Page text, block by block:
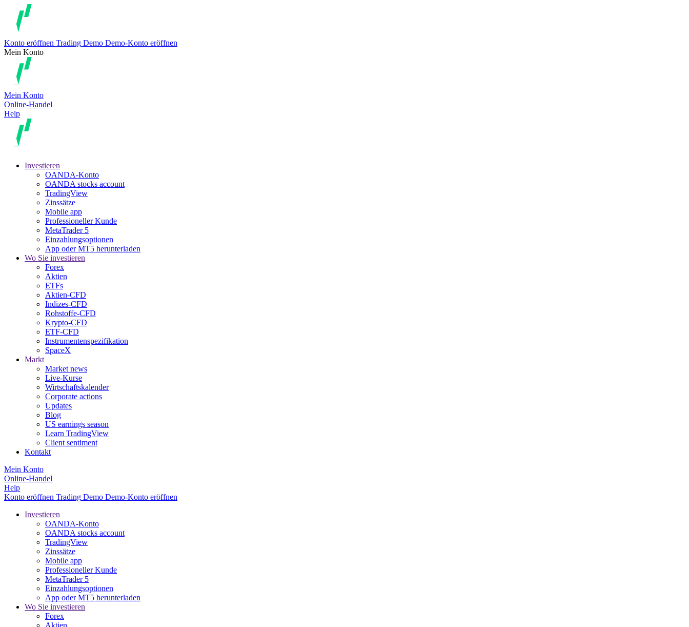
Konto eröffnen Trading Demo Demo-Konto eröffnen
Mein Konto
Mein Konto
Online-Handel
Help
Investieren
OANDA-Konto
OANDA stocks account
TradingView
Zinssätze
Mobile app
Professioneller Kunde
MetaTrader 5
Einzahlungsoptionen
App oder MT5 herunterladen
Wo Sie investieren
Forex
Aktien
ETFs
Aktien-CFD
Indizes-CFD
Rohstoffe-CFD
Krypto-CFD
ETF-CFD
Instrumentenspezifikation
SpaceX
Markt
Market news
Live-Kurse
Wirtschaftskalender
Corporate actions
Updates
Blog
US earnings season
Learn TradingView
Client sentiment
Kontakt
Mein Konto
Online-Handel
Help
Konto eröffnen Trading Demo Demo-Konto eröffnen
Investieren
OANDA-Konto
OANDA stocks account
TradingView
Zinssätze
Mobile app
Professioneller Kunde
MetaTrader 5
Einzahlungsoptionen
App oder MT5 herunterladen
Wo Sie investieren
Forex
Aktien